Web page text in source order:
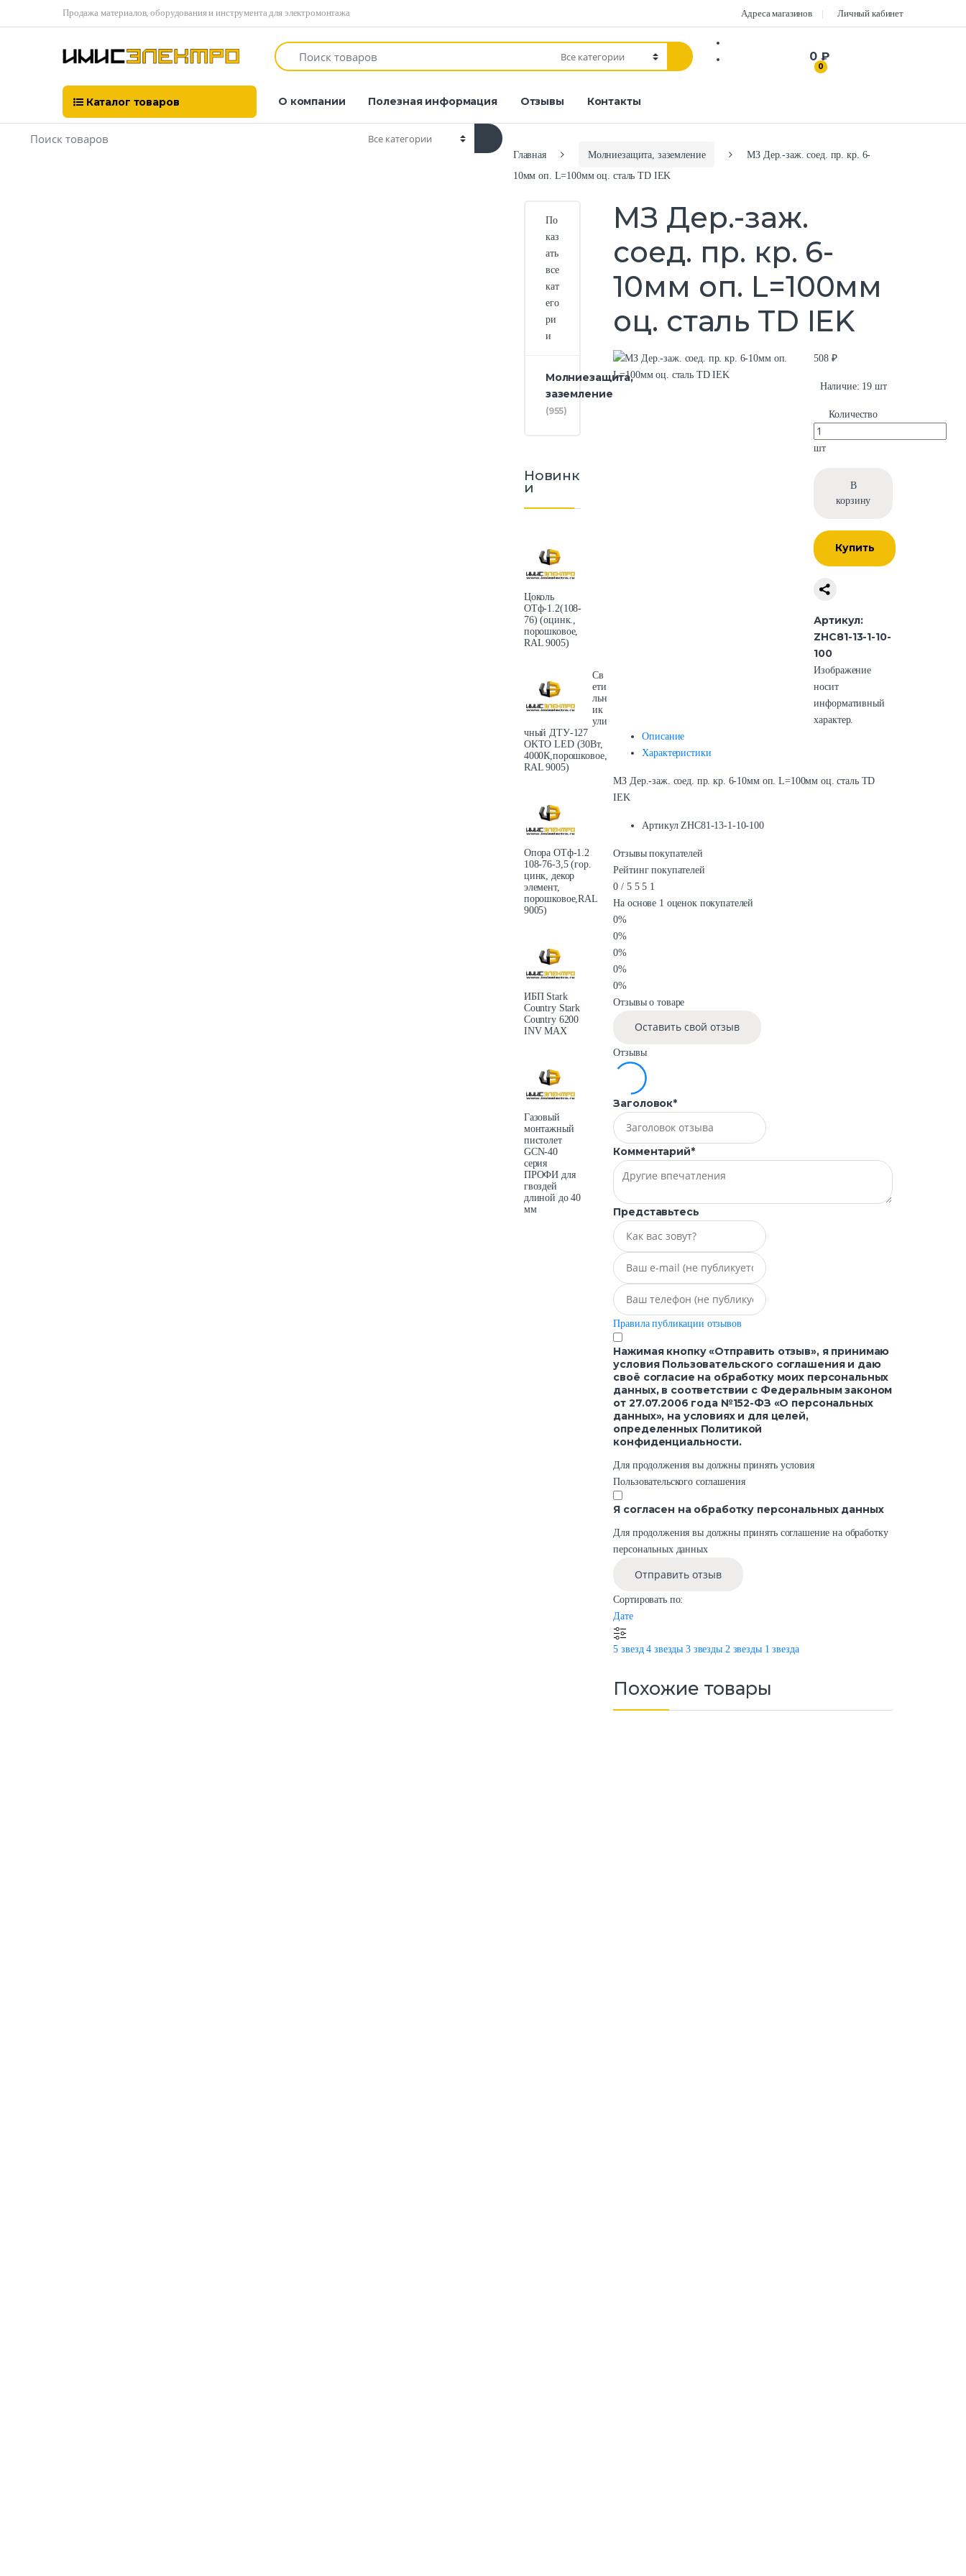
Продажа материалов, оборудования и инструмента для электромонтажа Адреса магазинов Личный кабинет
0
0 ₽
Каталог товаров О компании Полезная информация Отзывы Контакты
Главная Молниезащита, заземление
МЗ Дер.-заж. соед. пр. кр. 6-
10мм оп. L=100мм оц. сталь TD IEK
По
каз
ать
все
кат
его
ри
и
Молниезащита,
заземление
(955)
Новинк
и
Цоколь
ОТф-1.2(108-
76) (оцинк.,
порошковое,
RAL 9005)
Св
ети
льн
ик
ули
чный ДТУ-127
OKTO LED (30Вт,
4000К,порошковое,
RAL 9005)
Опора ОТф-1.2
108-76-3,5 (гор.
цинк, декор
элемент,
порошковое,RAL
9005)
ИБП Stark
Country Stark
Country 6200
INV MAX
Газовый
монтажный
пистолет
GCN-40
серия
ПРОФИ для
гвоздей
длиной до 40
мм
МЗ Дер.-заж.
соед. пр. кр. 6-
10мм оп. L=100мм
оц. сталь TD IEK
508 ₽
Наличие: 19 шт
Количество
шт
В
корзину
Купить
Артикул:
ZHC81-13-1-10-
100
Изображение
носит
информативный
характер.
Описание
Характеристики
МЗ Дер.-заж. соед. пр. кр. 6-10мм оп. L=100мм оц. сталь TD
IEK
Артикул ZHC81-13-1-10-100
Отзывы покупателей
Рейтинг покупателей
0 / 5 5 5 1
На основе 1 оценок покупателей
0%
0%
0%
0%
0%
Отзывы о товаре
Оставить свой отзыв
Отзывы
Заголовок*
Комментарий*
Представьтесь
Правила публикации отзывов
Нажимая кнопку «Отправить отзыв», я принимаю
условия Пользовательского соглашения и даю
своё согласие на обработку моих персональных
данных, в соответствии с Федеральным законом
от 27.07.2006 года №152-ФЗ «О персональных
данных», на условиях и для целей,
определенных Политикой
конфиденциальности.
Для продолжения вы должны принять условия
Пользовательского соглашения
Я согласен на обработку персональных данных
Для продолжения вы должны принять соглашение на обработку
персональных данных
Отправить отзыв
Сортировать по:
Дате
5 звезд4 звезды3 звезды 2 звезды 1 звезда
Похожие товары